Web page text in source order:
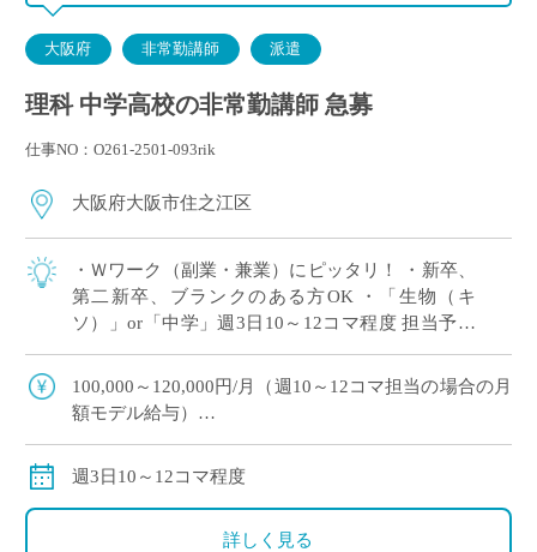
大阪府 非常勤講師 派遣
理科 中学高校の非常勤講師 急募
仕事NO：O261-2501-093rik
大阪府大阪市住之江区
・Ｗワーク（副業・兼業）にピッタリ！ ・新卒、
第二新卒、ブランクのある方OK ・「生物（キ
ソ）」or「中学」週3日10～12コマ程度 担当予定
※ご希望のコマ数・日数・曜日等ございました
ら、調整OK！ ※扶養内希望の相談 […]
100,000～120,000円/月（週10～12コマ担当の場合の月
額モデル給与）
交通費：別途全額支給
※ご勤務スタート時期によって、初月の給与は日割計
週3日10～12コマ程度
詳しく見る